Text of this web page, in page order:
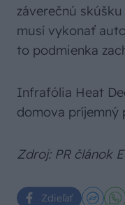
záverečnú
musí vykonať
to podmienka
Infrafólia Heat
domova príjemný
Zdroj: PR článok
Zdieľať